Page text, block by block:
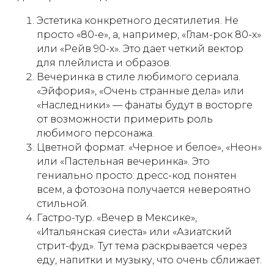
Эстетика конкретного десятилетия. Не
просто «80-е», а, например, «Глам-рок 80-х»
или «Рейв 90-х». Это дает четкий вектор
для плейлиста и образов.
Вечеринка в стиле любимого сериала.
«Эйфория», «Очень странные дела» или
«Наследники» — фанаты будут в восторге
от возможности примерить роль
любимого персонажа.
Цветной формат. «Черное и белое», «Неон»
или «Пастельная вечеринка». Это
гениально просто: дресс-код понятен
всем, а фотозона получается невероятно
стильной.
Гастро-тур. «Вечер в Мексике»,
«Итальянская сиеста» или «Азиатский
стрит-фуд». Тут тема раскрывается через
еду, напитки и музыку, что очень сближает.